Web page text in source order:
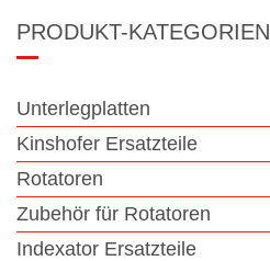
PRODUKT-KATEGORIEN
Unterlegplatten
Kinshofer Ersatzteile
Rotatoren
Zubehör für Rotatoren
Indexator Ersatzteile